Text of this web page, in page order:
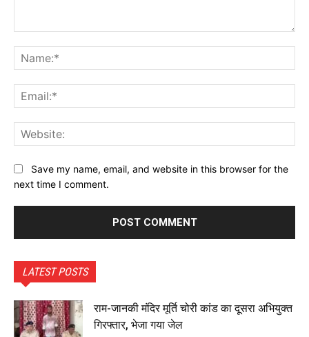
Save my name, email, and website in this browser for the
next time I comment.
LATEST POSTS
राम-जानकी मंदिर मूर्ति चोरी कांड का दूसरा अभियुक्त
गिरफ्तार, भेजा गया जेल